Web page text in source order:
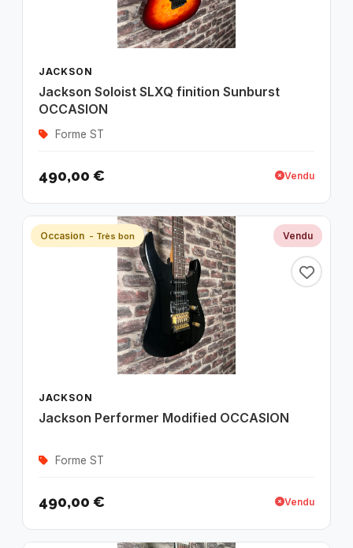
JACKSON
Jackson Soloist SLXQ finition Sunburst
OCCASION
Forme ST
490,00 € Vendu
Occasion - Très bon Vendu
JACKSON
Jackson Performer Modified OCCASION
Forme ST
490,00 € Vendu